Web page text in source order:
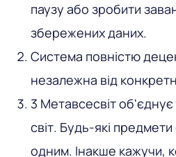
паузу або зробити
збережених даних.
Система повністю
незалежна від
3 Метавсесвіт
світ. Будь-які предмети
одним. Інакше кажучи,